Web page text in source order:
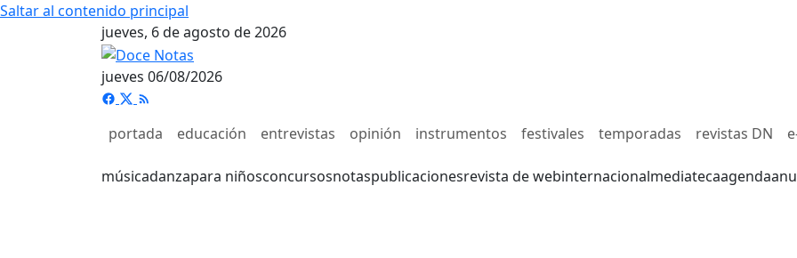
Saltar al contenido principal
jueves, 6 de agosto de 2026
jueves 06/08/2026
portada educación entrevistas opinión instrumentos festivales temporadas revistas DN
músicadanzapara niñosconcursosnotaspublicacionesrevista de webinternacionalmediatecaagenda